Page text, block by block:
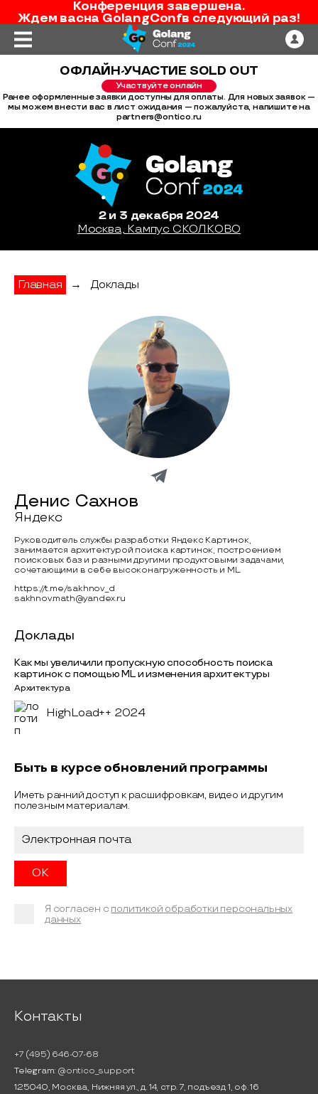
Конференция завершена.
Ждем васна GolangConfв следующий раз!
ОФЛАЙН-УЧАСТИЕ SOLD OUT
Участвуйте онлайн
Ранее оформленные заявки доступны для оплаты. Для новых заявок —
мы можем внести вас в лист ожидания — пожалуйста, напишите на
partners@ontico.ru
2 и 3 декабря 2024
Москва, Кампус СКОЛКОВО
Главная → Доклады
Денис Сахнов
Яндекс
Руководитель службы разработки Яндекс Картинок,
занимается архитектурой поиска картинок, построением
поисковых баз и разными другими продуктовыми задачами,
сочетающими в себе высоконагруженность и ML.
https://t.me/sakhnov_d
sakhnov.math@yandex.ru
Доклады
Как мы увеличили пропускную способность поиска
картинок с помощью ML и изменения архитектуры
Архитектура
HighLoad++ 2024
Быть в курсе обновлений программы
Иметь ранний доступ к расшифровкам, видео и другим
полезным материалам.
Я согласен с политикой обработки персональных
данных
Контакты
+7 (495) 646-07-68
Telegram: @ontico_support
125040, Москва, Нижняя ул., д. 14, стр. 7, подъезд 1, оф. 16